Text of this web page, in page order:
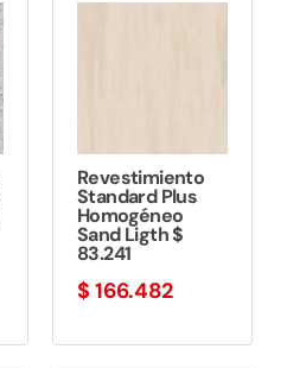
Revestimiento
Standard Plus
Homogéneo
Sand Ligth $
83.241
$ 166.482